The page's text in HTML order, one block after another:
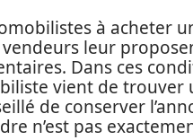
à acheter
leur
Dans ces
vient de trouver
de conserver
n’est pas